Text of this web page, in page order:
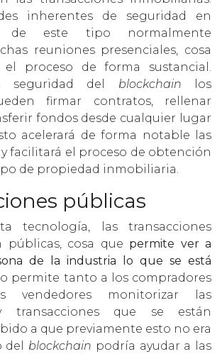
inherentes de seguridad en
de este tipo normalmente
reuniones presenciales, cosa
el proceso de forma sustancial.
seguridad del blockchain
los
firmar contratos, rellenar
fondos desde cualquier lugar
acelerará de forma notable las
facilitará el proceso de obtención
de propiedad inmobiliaria.
públicas
tecnología, las transacciones
públicas, cosa que permite ver a
de la industria lo que se está
permite tanto a los compradores
monitorizar las
transacciones que se están
a que previamente esto no era
del blockchain podría ayudar a las